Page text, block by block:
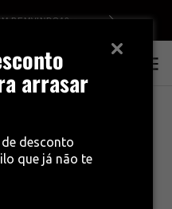
arrasar
de desconto
que já não te
BEMVINDO10